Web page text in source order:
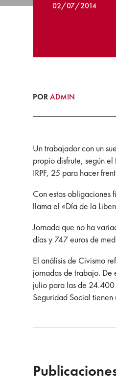
02/07/2014
PORADMIN
Un trabajador con un
propio disfrute, según
IRPF, 25 para hacer
Con estas obligaciones
llama el «Día de la
Jornada que no ha
días y 747 euros de
El análisis de Civismo
jornadas de trabajo.
julio para las de
Seguridad Social